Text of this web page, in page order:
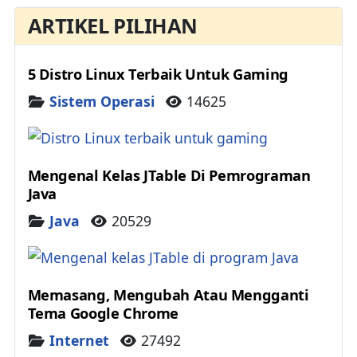
ARTIKEL PILIHAN
5 Distro Linux Terbaik Untuk Gaming
Details
Sistem Operasi 14625
Mengenal Kelas JTable Di Pemrograman
Java
Details
Java 20529
Memasang, Mengubah Atau Mengganti
Tema Google Chrome
Details
Internet 27492